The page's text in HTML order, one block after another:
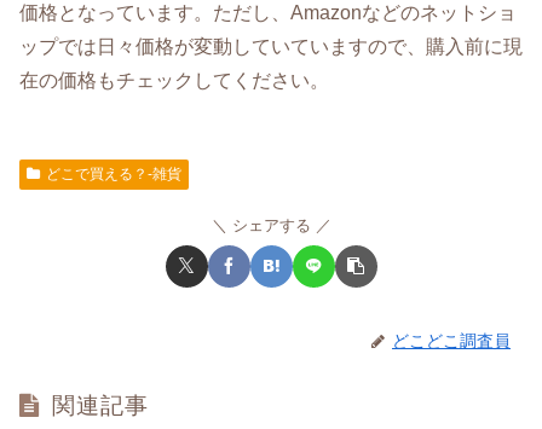
価格となっています。ただし、Amazonなどのネットショ
ップでは日々価格が変動していていますので、購入前に現
在の価格もチェックしてください。
どこで買える？-雑貨
シェアする
どこどこ調査員
関連記事